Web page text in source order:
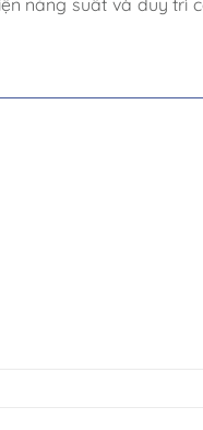
năng suất và duy trì